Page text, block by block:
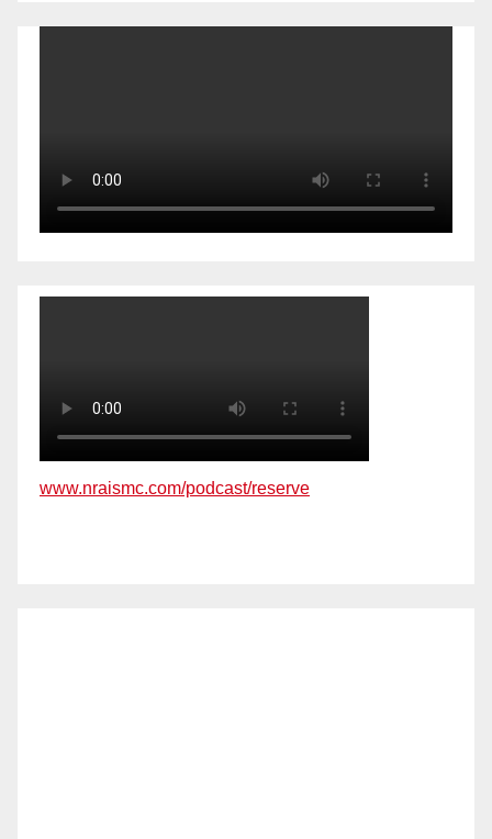
www.nraismc.com/podcast/reserve